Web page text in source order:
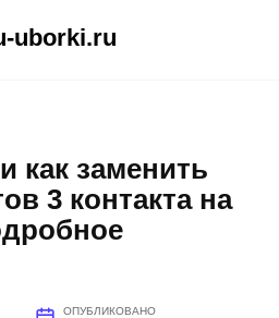
uborki.ru
как заменить
3 контакта на
ОПУБЛИКОВАНО